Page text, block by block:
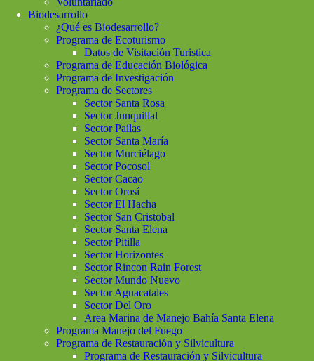
Biodesarrollo
¿Qué es Biodesarrollo?
Programa de Ecoturismo
Datos de Visitación Turistica
Programa de Educación Biológica
Programa de Investigación
Programa de Sectores
Sector Santa Rosa
Sector Junquillal
Sector Pailas
Sector Santa María
Sector Murciélago
Sector Pocosol
Sector Cacao
Sector Orosí
Sector El Hacha
Sector San Cristobal
Sector Santa Elena
Sector Pitilla
Sector Horizontes
Sector Rincon Rain Forest
Sector Mundo Nuevo
Sector Aguacatales
Sector Del Oro
Area Marina de Manejo Bahía Santa Elena
Programa Manejo del Fuego
Programa de Restauración y Silvicultura
Programa de Restauración y Silvicultura